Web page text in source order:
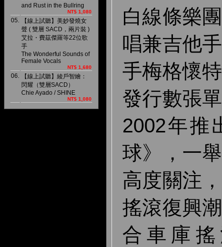
and Rust in the Bullring
NT$ 1,080
05.
【線上試聽】美妙發燒女
聲 ( 雙層 SACD，兩片裝 )
艾拉・費茲傑羅等22位歌
手
The Wonderful Sounds of
Female Vocals
NT$ 1,680
06.
【線上試聽】綾戶智繪：
閃耀（雙層SACD）
Chie Ayado / SHINE
NT$ 1,080
白線條樂
唱兼吉他
手梅格懷
發行數張
2002年推
球》，一
高度關注
搖滾復興
合車庫